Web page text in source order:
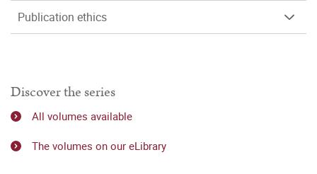
Publication ethics
Discover the series
All volumes available
The volumes on our eLibrary